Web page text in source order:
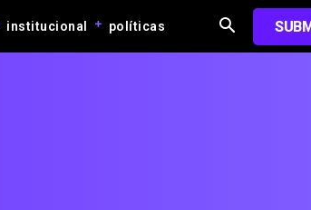
institucional políticas